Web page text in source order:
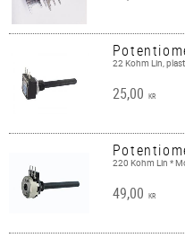
22 Kohm Lin, plast
25,00 KR
220 Kohm Lin *
49,00 KR